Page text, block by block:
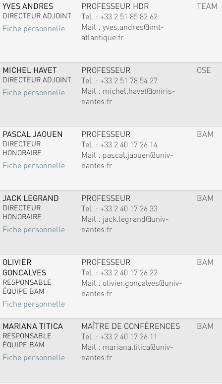
YVES ANDRES
DIRECTEUR ADJOINT
Fiche personnelle
PROFESSEUR HDR
Tel. : +33 2 51 85 82 62
Mail : yves.andres@imt-
atlantique.fr
TEAM
MICHEL HAVET
DIRECTEUR ADJOINT
Fiche personnelle
PROFESSEUR
Tel. : +33 2 51 78 54 27
Mail : michel.havet@oniris-
nantes.fr
OSE
PASCAL JAOUEN
DIRECTEUR
HONORAIRE
Fiche personnelle
PROFESSEUR
Tel. : +33 2 40 17 26 14
Mail : pascal.jaouen@univ-
nantes.fr
BAM
JACK LEGRAND
DIRECTEUR
HONORAIRE
Fiche personnelle
PROFESSEUR
Tel. : +33 2 40 17 26 33
Mail : jack.legrand@univ-
nantes.fr
BAM
OLIVIER
GONCALVES
RESPONSABLE
ÉQUIPE BAM
Fiche personnelle
PROFESSEUR
Tel. : +33 2 40 17 26 22
Mail : olivier.goncalves@univ-
nantes.fr
BAM
MARIANA TITICA
RESPONSABLE
ÉQUIPE BAM
Fiche personnelle
MAÎTRE DE CONFÉRENCES
Tel. : +33 2 40 17 26 11
Mail : mariana.titica@univ-
nantes.fr
BAM